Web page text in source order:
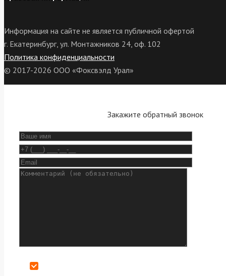
Информация на сайте не является публичной офертой
г. Екатеринбург, ул. Монтажников 24, оф. 102
Политика конфиденциальности
© 2017-2026 ООО «Фоксвэлд Урал»
Закажите обратный звонок